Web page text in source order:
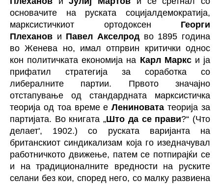
основачите на руската социјалдемократија,
марксистичкиот ортодоксен
Георги
Плеханов и Павел Акселрод во 1895 година
во Женева но, имал отпрвин критички однос
кон политичката економија на Карл Маркс и ја
прифатил стратегија за соработка со
либералните партии. Првото значајно
отстапување од стандардната марксистичка
теорија од тоа време е Лениновата теорија за
партијата. Во книгата „Што да се прави?“ (Что
делает', 1902.) со руската варијанта на
британскиот синдикализам која го изедначувал
работничкото движење, патем се потпирајќи се
и на традиционалните вредности на руските
селани без кои, според него, со малку развиена